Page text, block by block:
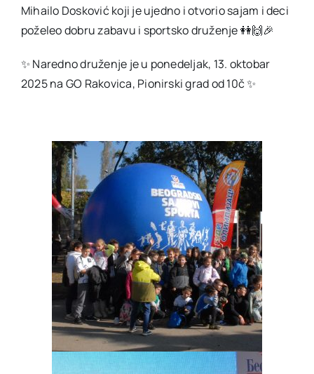
Mihailo Dosković koji je ujedno i otvorio sajam i deci
poželeo dobru zabavu i sportsko druženje 👭🙌🎉
✨️ Naredno druženje je u ponedeljak, 13. oktobar
2025 na GO Rakovica, Pionirski grad od 10č ✨️